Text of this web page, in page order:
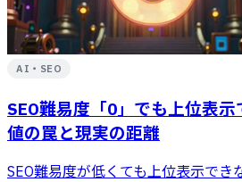
AI・SEO
SEO難易度「0」でも上位表
値の罠と現実の距離
SEO難易度が低くても上位表示でき